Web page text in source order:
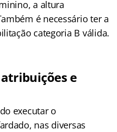
a altura
é necessário ter a
categoria B válida.
e
executar o
nas diversas